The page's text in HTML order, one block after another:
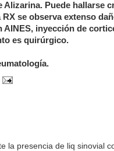
Puede hallarse
se observa extenso
inyección de
es quirúrgico.
la presencia de liq sinovial